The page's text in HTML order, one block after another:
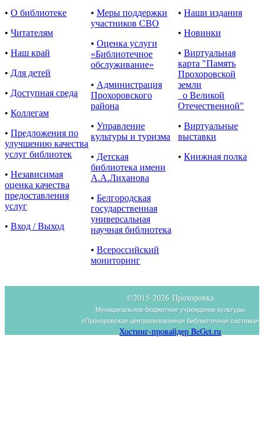
• О библиотеке
• Читателям
• Наш край
• Для детей
• Доступная среда
• Коллегам
• Предложения по
улучшению качества
услуг библиотек
• Независимая
оценка качества
предоставления
услуг
• Вход / Выход
• Меры поддержки
участников СВО
• Оценка услуги
«Библиотечное
обслуживание»
• Администрация
Прохоровского
района
• Управление
культуры и туризма
• Детская
библиотека имени
А.А.Лиханова
• Белгородская
государственная
универсальная
научная библиотека
• Всероссийский
мониторинг
• Наши издания
• Новинки
• Виртуальная
карта "Память
Прохоровской
земли
о Великой
Отечественной"
• Виртуальные
выставки
• Книжная полка
©2015-2026 Прохоровка
Муниципальное бюджетное учреждение культуры
«Прохоровская централизованная библиотечная система»
Хостинг-провайдер BeGet.ru